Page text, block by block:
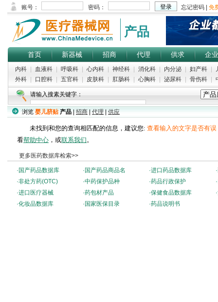
产品
首页 新器械 招商 代理 供求 企业
内科 血液科 呼吸科 心内科 神经科 消化科 内分泌 妇产科
外科
口腔科 五官科 皮肤科 肛肠科 心胸科 泌尿科 骨伤科
请输入搜素关键字：
热门搜索： 刮痧板|神经束|麻醉穿刺包
浏览 婴儿脐贴 产品 招商 代理 供应
未找到和您的查询相匹配的信息，建议您: 查看输入的文字是否有误
看帮助中心 ，或联系我们。
更多医药数据库检索>>
· 国产药品数据库 · 国产药品商品名 ·进口药品数据库 ·
·非处方药(OTC) ·中药保护品种 ·药品行政保护 ·
·进口医疗器械 ·药包材产品 ·保健食品数据库 ·
·化妆品数据库 · 国家医保目录 ·药品说明书